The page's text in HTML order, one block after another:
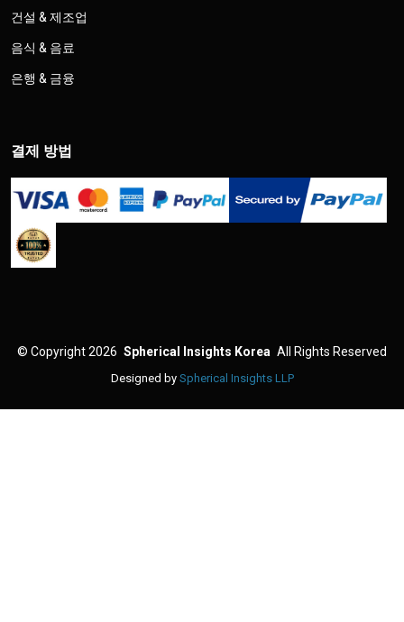
건설 & 제조업
음식 & 음료
은행 & 금융
결제 방법
© Copyright 2026 Spherical Insights Korea All Rights Reserved
Designed by Spherical Insights LLP